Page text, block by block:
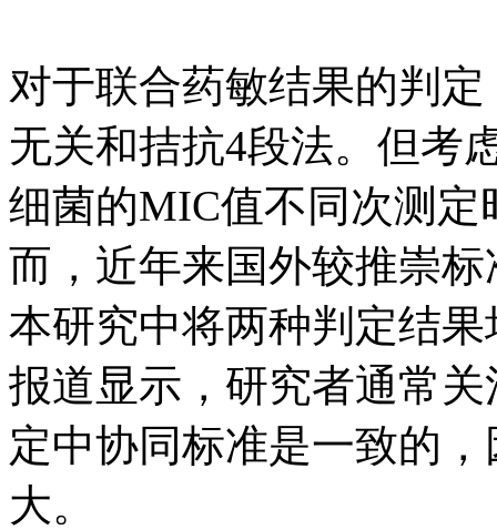
对于联合药敏结果的判
无关和拮抗4段法。但考
细菌的MIC值不同次测
而，近年来国外较推崇
本研究中将两种判定结
报道显示，研究者通常
定中协同标准是一致的
大。